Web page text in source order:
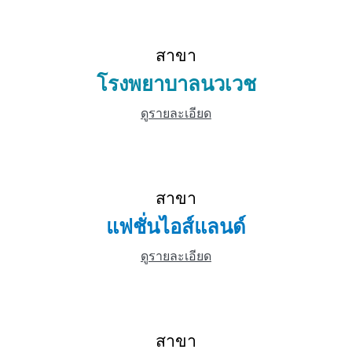
สาขา
โรงพยาบาลนวเวช
ดูรายละเอียด
สาขา
แฟชั่นไอส์แลนด์
ดูรายละเอียด
สาขา